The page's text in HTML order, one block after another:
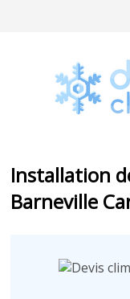
Installation
Barneville